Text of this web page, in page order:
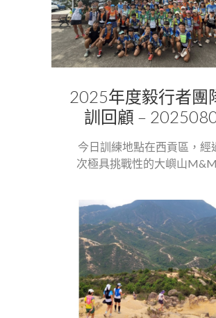
2025年度毅行者團
訓回顧 –
今日訓練地點在西貢區，經
次極具挑戰性的大嶼山